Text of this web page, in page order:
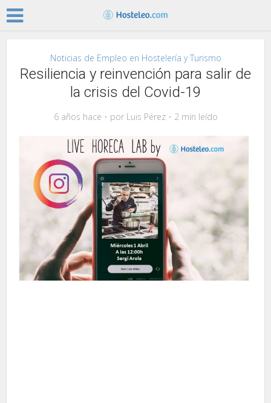
Noticias de Empleo en Hostelería y Turismo
Resiliencia y reinvención para salir de
la crisis del Covid-19
6 años hace por Luis Pérez 2 min leído